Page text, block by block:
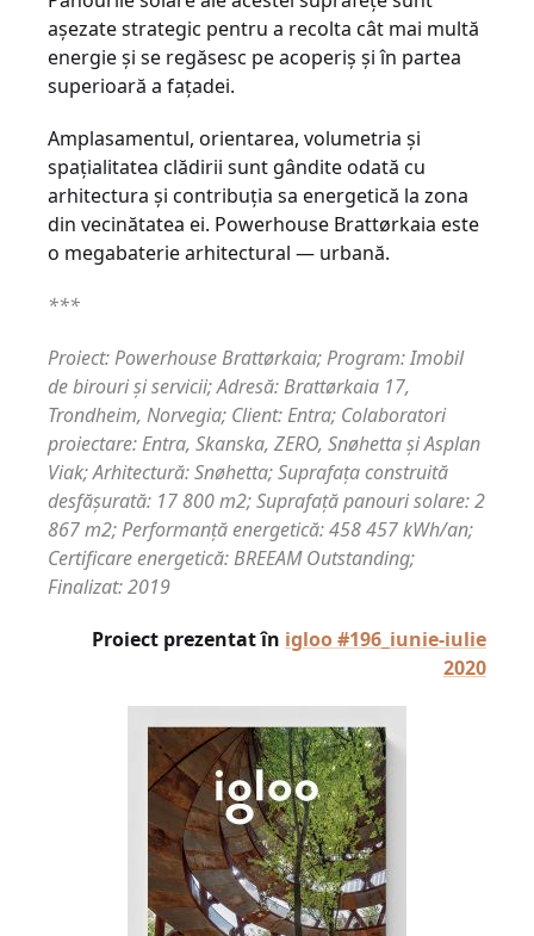
așezate strategic pentru a recolta cât mai multă
energie şi se regăsesc pe acoperiș și în partea
superioară a fațadei.
Amplasamentul, orientarea, volumetria şi
spaţialitatea clădirii sunt gândite odată cu
arhitectura și contribuţia sa energetică la zona
din vecinătatea ei. Powerhouse Brattørkaia este
o megabaterie arhitectural — urbană.
***
Proiect: Powerhouse Brattørkaia; Program: Imobil
de birouri şi servicii; Adresă: Brattørkaia 17,
Trondheim, Norvegia; Client: Entra; Colaboratori
proiectare: Entra, Skanska, ZERO, Snøhetta şi Asplan
Viak; Arhitectură: Snøhetta; Suprafaţa construită
desfăşurată: 17 800 m2; Suprafaţă panouri solare: 2
867 m2; Performanţă energetică: 458 457 kWh/an;
Certificare energetică: BREEAM Outstanding;
Finalizat: 2019
Proiect prezentat în igloo #196_iunie-iulie
2020